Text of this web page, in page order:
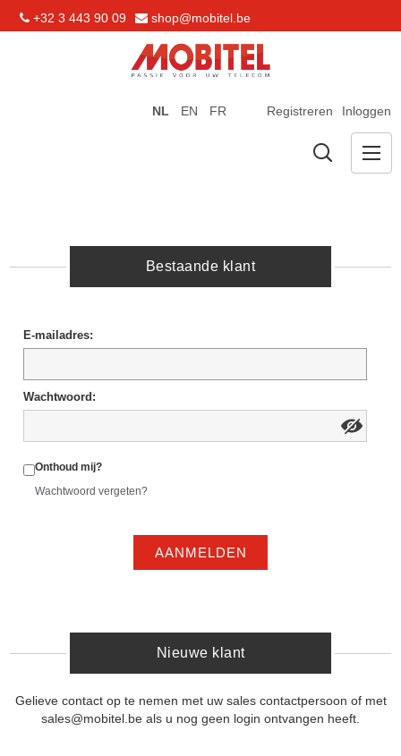
+32 3 443 90 09 shop@mobitel.be
Registreren Inloggen
NL EN FR
Bestaande klant
E-mailadres:
Wachtwoord:
Onthoud mij?
Wachtwoord vergeten?
AANMELDEN
Nieuwe klant
Gelieve contact op te nemen met uw sales contactpersoon of met
sales@mobitel.be als u nog geen login ontvangen heeft.